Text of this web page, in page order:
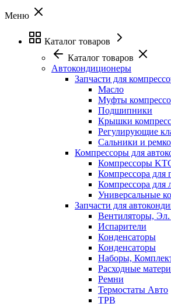
Меню
Каталог товаров
Каталог товаров
Автокондиционеры
Запчасти для
Масло
Муфты
Подшипники
Крышки
Регулирующие
Сальники и
Компрессоры для
Компрессоры
Компрессора для
Компрессора для
Универсальные
Запчасти для
Вентиляторы, Эл.
Испарители
Конденсаторы
Конденсаторы
Наборы,
Расходные
Ремни
Термостаты Авто
ТРВ